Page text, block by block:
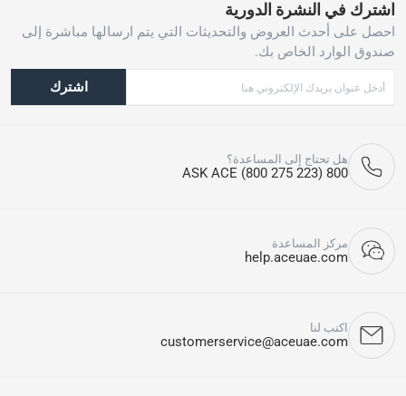
اشترك في النشرة الدورية
احصل على أحدث العروض والتحديثات التي يتم ارسالها مباشرة إلى
صندوق الوارد الخاص بك.
اشترك
هل تحتاج إلى المساعدة؟
800 ASK ACE (800 275 223)
مركز المساعدة
help.aceuae.com
اكتب لنا
customerservice@aceuae.com